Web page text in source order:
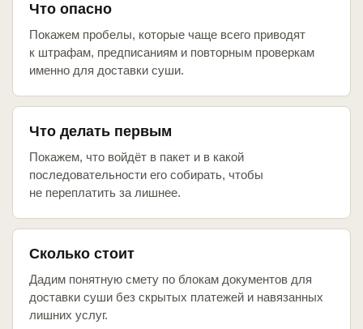
Что опасно
Покажем пробелы, которые чаще всего приводят
к штрафам, предписаниям и повторным проверкам
именно для доставки суши.
Что делать первым
Покажем, что войдёт в пакет и в какой
последовательности его собирать, чтобы
не переплатить за лишнее.
Сколько стоит
Дадим понятную смету по блокам документов для
доставки суши без скрытых платежей и навязанных
лишних услуг.